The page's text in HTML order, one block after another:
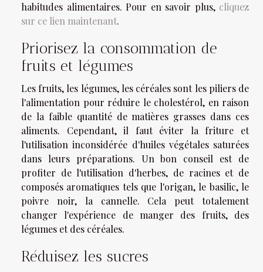
habitudes alimentaires. Pour en savoir plus, cliquez
sur ce lien maintenant.
Priorisez la consommation de
fruits et légumes
Les fruits, les légumes, les céréales sont les piliers de
l'alimentation pour réduire le cholestérol, en raison
de la faible quantité de matières grasses dans ces
aliments. Cependant, il faut éviter la friture et
l'utilisation inconsidérée d'huiles végétales saturées
dans leurs préparations. Un bon conseil est de
profiter de l'utilisation d'herbes, de racines et de
composés aromatiques tels que l'origan, le basilic, le
poivre noir, la cannelle. Cela peut totalement
changer l'expérience de manger des fruits, des
légumes et des céréales.
Réduisez les sucres